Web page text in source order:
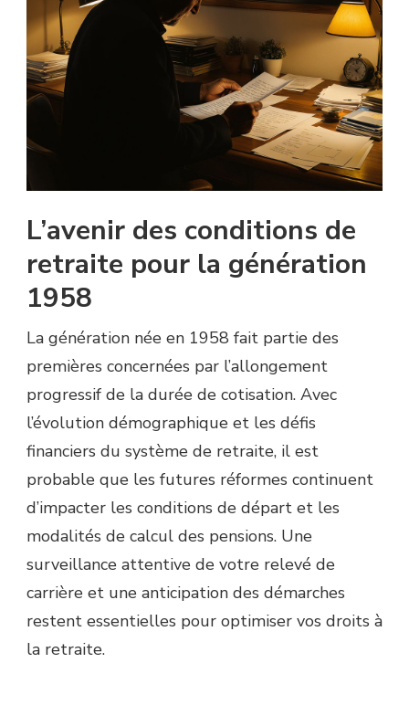
L’avenir des conditions de
retraite pour la génération
1958
La génération née en 1958 fait partie des
premières concernées par l’allongement
progressif de la durée de cotisation. Avec
l’évolution démographique et les défis
financiers du système de retraite, il est
probable que les futures réformes continuent
d’impacter les conditions de départ et les
modalités de calcul des pensions. Une
surveillance attentive de votre relevé de
carrière et une anticipation des démarches
restent essentielles pour optimiser vos droits à
la retraite.